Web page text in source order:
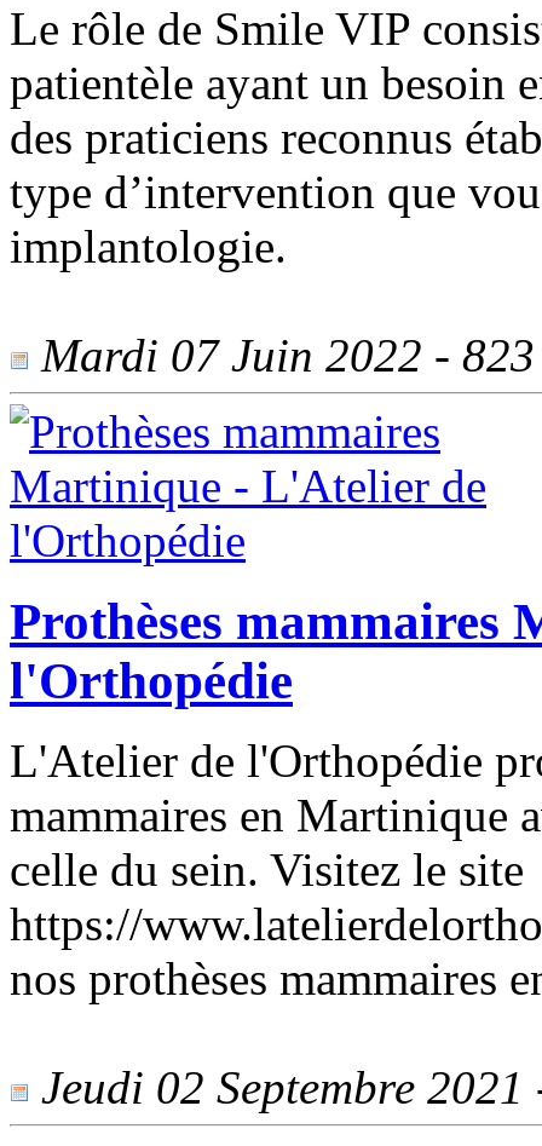
Le rôle de Smile VIP
patientèle ayant un besoin
des praticiens reconnus
type d’intervention que
implantologie.
Mardi 07 Juin 2022 - 823
Prothèses
l'Orthopédie
L'Atelier de l'Orthopédie
mammaires en Martinique
celle du sein. Visitez le site
https://
nos prothèses mammaires
Jeudi 02 Septembre